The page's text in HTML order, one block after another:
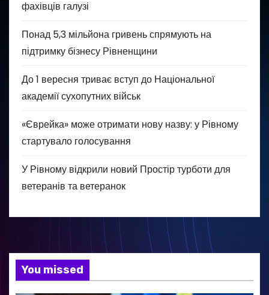
фахівців галузі
Понад 5,3 мільйона гривень спрямують на
підтримку бізнесу Рівненщини
До 1 вересня триває вступ до Національної
академії сухопутних військ
«Єврейка» може отримати нову назву: у Рівному
стартувало голосування
У Рівному відкрили новий Простір турботи для
ветеранів та ветеранок
You missed